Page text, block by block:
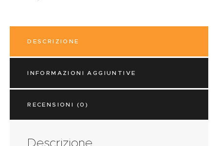
DESCRIZIONE
INFORMAZIONI AGGIUNTIVE
RECENSIONI (0)